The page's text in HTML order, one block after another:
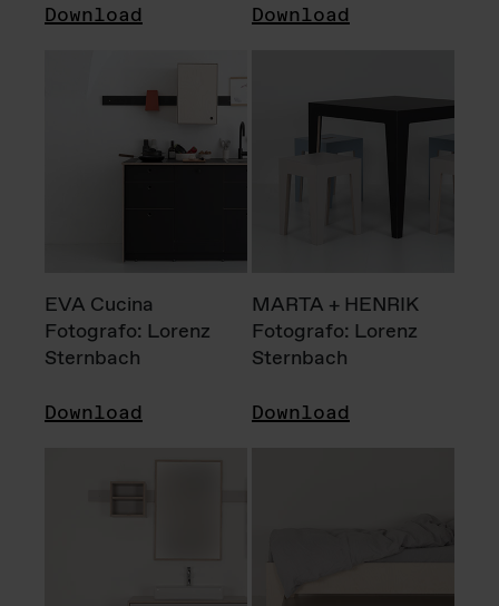
Download Download
EVA Cucina
Fotografo: Lorenz
Sternbach
Download
MARTA + HENRIK
Fotografo: Lorenz
Sternbach
Download